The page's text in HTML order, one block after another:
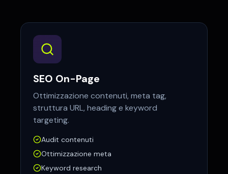
SEO On-Page
Ottimizzazione contenuti, meta tag,
struttura URL, heading e keyword
targeting.
Audit contenuti
Ottimizzazione meta
Keyword research